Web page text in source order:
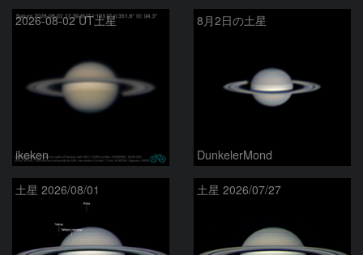
2026-08-02 UT土星
ikeken
8月2日の土星
DunkelerMond
土星 2026/08/01 土星 2026/07/27